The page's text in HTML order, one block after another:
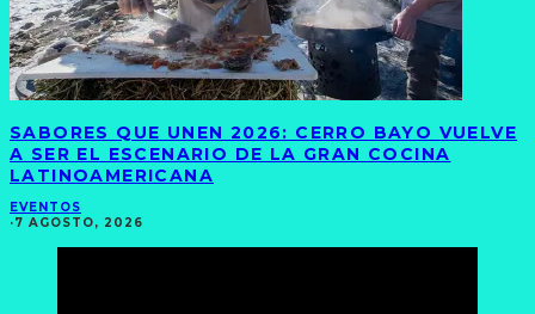
SABORES QUE UNEN 2026: CERRO BAYO VUELVE
A SER EL ESCENARIO DE LA GRAN COCINA
LATINOAMERICANA
EVENTOS
·7 AGOSTO, 2026